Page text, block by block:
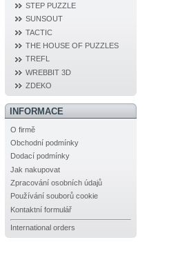
STEP PUZZLE
SUNSOUT
TACTIC
THE HOUSE OF PUZZLES
TREFL
WREBBIT 3D
ZDEKO
INFORMACE
O firmě
Obchodní podmínky
Dodací podmínky
Jak nakupovat
Zpracování osobních údajů
Používání souborů cookie
Kontaktní formulář
International orders